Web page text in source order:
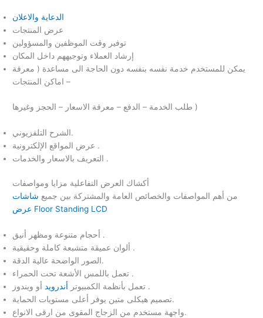
الدعاية والاعلان
عرض المنتجات
توفير وقت الموظفين والمسؤولين
إرشاد العملاء وتوجيههم داخل المكان
يمكن للمستخدم خدمة نفسه بنفسه دون الحاجة الى مساعدة ( معرفة
اماكن المنتجات –
طلب الخدمة – الدفع – معرفة الاسعار – الحجز وغيرها )
الشرح التلفزيوني.
عرض المواقع الإلكترونية .
التعريف بالاسعار والخدمات .
أكشاك العرض التفاعلية مزايا ومواصفات
من أهم المواصفات والخصائص العامة والمشتركة بين جميع شاشات
عرض Floor Standing LCD
أحجام متنوعة ومظهر أنيق .
ألوان عميقة متشبعة كاملة وحقيقية .
الصور الواضحة عالية الدقة.
تعمل باللمس الأشعة تحت الحمراء .
تعمل بأنظمة الكمبيوتر أندرويد
أو ويندوز .
تصميم هيكلى متين يوفر أعلى مستويات الحماية.
واجهة مستخدم من الزجاج المقوى من ارقى الانواع.